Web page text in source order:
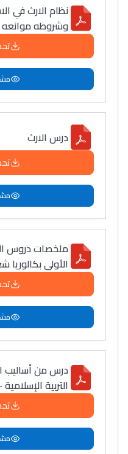
التعليم الثانوي
au Maroc
التعليم الثانوي
Vidéos
ما يزيد عن 149 مهنة
دليل التوجيه
التوجيه بالثانوي و
نظام الارث في
وشروطه موانعه
درس الارث
ملخصات دروس
الأولى بكالوريا
درس من أساليب
التربية